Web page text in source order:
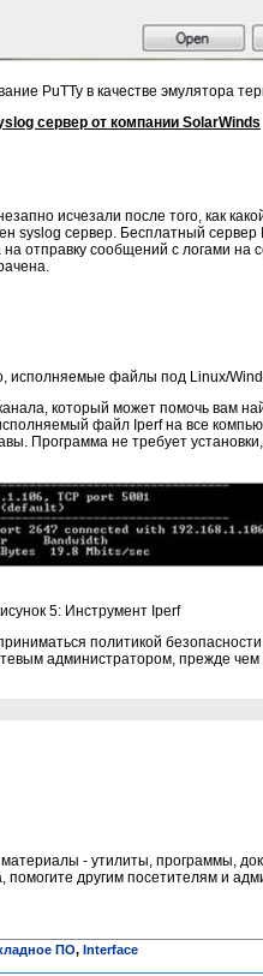
PuTTy в качестве эмулятора
сервер от компании SolarWinds
исчезали после того, как
syslog сервер. Бесплатный
отправку сообщений с логами на
исполняемые файлы под Linux/
который может помочь вам
файл Iperf на все
Программа не требует
5: Инструмент Iperf
политикой
администратором, прежде
- утилиты, программы,
другим посетителям и
ПО, Interface